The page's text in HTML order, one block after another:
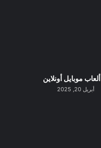
ألعاب موبايل أونلاين
أبريل 20, 2025